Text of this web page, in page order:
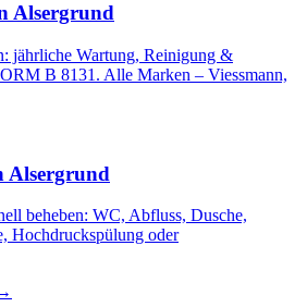
Alsergrund
jährliche Wartung, Reinigung &
B 8131. Alle Marken – Viessmann,
Alsergrund
beheben: WC, Abfluss, Dusche,
Hochdruckspülung oder